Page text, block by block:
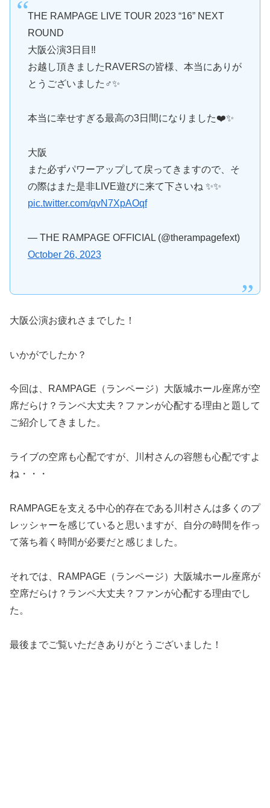
THE RAMPAGE LIVE TOUR 2023 “16” NEXT
ROUND
大阪公演3日目‼︎
お越し頂きましたRAVERSの皆様、本当にありが
とうございました‍♂️✨
本当に幸せすぎる最高の3日間になりました❤️‍✨
大阪
また必ずパワーアップして戻ってきますので、そ
の際はまた是非LIVE遊びに来て下さいね ✨✨
pic.twitter.com/qvN7XpAOqf
— THE RAMPAGE OFFICIAL (@therampagefext)
October 26, 2023
大阪公演お疲れさまでした！
いかがでしたか？
今回は、RAMPAGE（ランページ）大阪城ホール座席が空
席だらけ？ランペ大丈夫？ファンが心配する理由と題して
ご紹介してきました。
ライブの空席も心配ですが、川村さんの容態も心配ですよ
ね・・・
RAMPAGEを支える中心的存在である川村さんは多くのプ
レッシャーを感じていると思いますが、自分の時間を作っ
て落ち着く時間が必要だと感じました。
それでは、RAMPAGE（ランページ）大阪城ホール座席が
空席だらけ？ランペ大丈夫？ファンが心配する理由でし
た。
最後までご覧いただきありがとうございました！